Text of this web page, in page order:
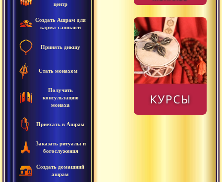
центр
Создать Ашрам для
карма-санньяси
Принять дикшу
Стать монахом
Получить
консультацию
монаха
Приехать в Ашрам
Заказать ритуалы и
богослужения
Создать домашний
ашрам